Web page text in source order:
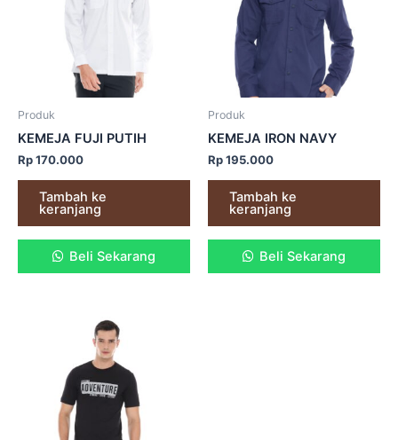
Produk
KEMEJA FUJI PUTIH
Rp170.000
Tambah ke
keranjang
Beli Sekarang
Produk
KEMEJA IRON NAVY
Rp195.000
Tambah ke
keranjang
Beli Sekarang